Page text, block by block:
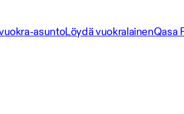
asuntoLöydä vuokralainenQasa